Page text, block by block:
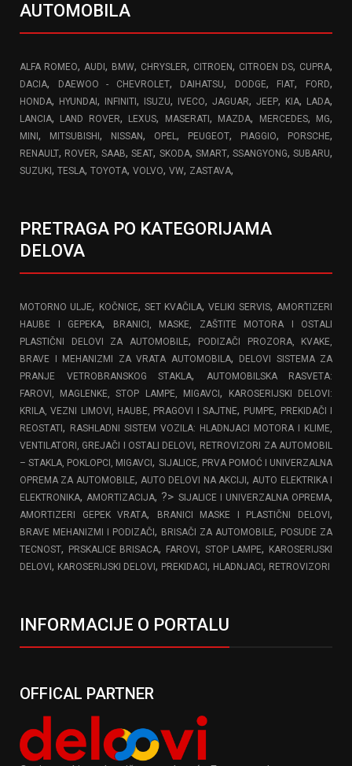
AUTOMOBILA
ALFA ROMEO, AUDI , BMW, CHRYSLER, CITROEN, CITROEN DS, CUPRA,
DACIA, DAEWOO - CHEVROLET, DAIHATSU, DODGE, FIAT, FORD,
HONDA, HYUNDAI , INFINITI , ISUZU, IVECO, JAGUAR, JEEP, KIA, LADA,
LANCIA, LAND ROVER, LEXUS, MASERATI , MAZDA, MERCEDES, MG,
MINI , MITSUBISHI , NISSAN, OPEL, PEUGEOT, PIAGGIO, PORSCHE,
RENAULT, ROVER,SAAB,SEAT, SKODA, SMART, SSANGYONG,SUBARU,
SUZUKI , TESLA, TOYOTA, VOLVO, VW, ZASTAVA,
PRETRAGA PO KATEGORIJAMA
DELOVA
MOTORNO ULJE, KOČNICE, SET KVAČILA,VELIKI SERVIS,AMORTIZERI
HAUBE I GEPEKA,
BRANICI, MASKE, ZAŠTITE MOTORA I OSTALI
PLASTIČNI DELOVI ZA AUTOMOBILE,
PODIZAČI PROZORA, KVAKE,
BRAVE I MEHANIZMI ZA VRATA AUTOMOBILA,
DELOVI SISTEMA ZA
PRANJE VETROBRANSKOG STAKLA,
AUTOMOBILSKA RASVETA:
FAROVI, MAGLENKE, STOP LAMPE, MIGAVCI ,
KAROSERIJSKI DELOVI:
KRILA, VEZNI LIMOVI, HAUBE, PRAGOVI I SAJTNE, PUMPE, PREKIDAČI I
REOSTATI ,
RASHLADNI SISTEM VOZILA: HLADNJACI MOTORA I KLIME,
VENTILATORI, GREJAČI I OSTALI DELOVI, RETROVIZORI ZA AUTOMOBIL
– STAKLA, POKLOPCI, MIGAVCI, SIJALICE, PRVA POMOĆ I UNIVERZALNA
OPREMA ZA AUTOMOBILE,AUTO DELOVI NA AKCIJI,AUTO ELEKTRIKA I
ELEKTRONIKA,AMORTIZACIJA, ?> SIJALICE I UNIVERZALNA OPREMA,
AMORTIZERI GEPEK VRATA, BRANICI MASKE I PLASTIČNI DELOVI,
BRAVE MEHANIZMI I PODIZAČI , BRISAČI ZA AUTOMOBILE, POSUDE ZA
TECNOST, PRSKALICE BRISACA, FAROVI, STOP LAMPE,
KAROSERIJSKI
DELOVI , KAROSERIJSKI DELOVI , PREKIDACI , HLADNJACI , RETROVIZORI
INFORMACIJE O PORTALU
OFFICAL PARTNER